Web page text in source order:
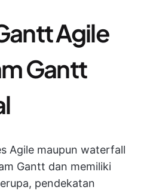
Agile
Gantt
Agile maupun waterfall
Gantt dan memiliki
pendekatan